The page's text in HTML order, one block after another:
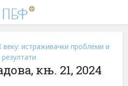
веку: истраживачки проблеми и
резултати
књ. 21, 2024